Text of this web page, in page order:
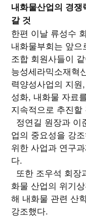
내화물산업의 경
갈 것
한편 이날 류성수
내화물부회는 앞
조합 회원사들이
능성세라믹소재혁
력양성사업의 지
성화, 내화물 자료
지속적으로 추진
정연길 원장과 이
업의 중요성을 강
위한 사업과 연구
다.
또한 조우석 회장
화물 산업의 위기
해 내화물 관련 산
강조했다.